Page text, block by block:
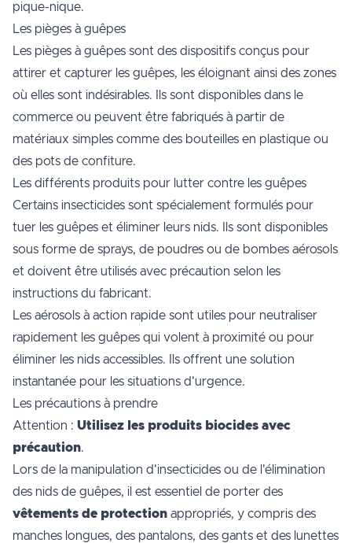
pique-nique.
Les pièges à guêpes
Les pièges à guêpes sont des dispositifs conçus pour
attirer et capturer les guêpes, les éloignant ainsi des zones
où elles sont indésirables. Ils sont disponibles dans le
commerce ou peuvent être fabriqués à partir de
matériaux simples comme des bouteilles en plastique ou
des pots de confiture.
Les différents produits pour lutter contre les guêpes
Certains insecticides sont spécialement formulés pour
tuer les guêpes et éliminer leurs nids. Ils sont disponibles
sous forme de sprays, de poudres ou de bombes aérosols
et doivent être utilisés avec précaution selon les
instructions du fabricant.
Les aérosols à action rapide sont utiles pour neutraliser
rapidement les guêpes qui volent à proximité ou pour
éliminer les nids accessibles. Ils offrent une solution
instantanée pour les situations d'urgence.
Les précautions à prendre
Attention : Utilisez les produits biocides avec
précaution.
Lors de la manipulation d'insecticides ou de l'élimination
des nids de guêpes, il est essentiel de porter des
vêtements de protection appropriés, y compris des
manches longues, des pantalons, des gants et des lunettes